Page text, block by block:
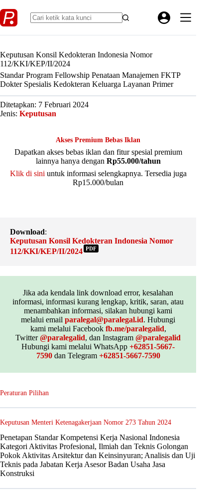
to
content
Keputusan Konsil Kedokteran Indonesia Nomor
112/KKI/KEP/II/2024
Standar Program Fellowship Penataan Manajemen FKTP
Dokter Spesialis Kedokteran Keluarga Layanan Primer
Ditetapkan: 7 Februari 2024
Jenis: Keputusan
Akses Premium Bebas Iklan
Dapatkan akses bebas iklan dan fitur spesial premium
lainnya hanya dengan Rp55.000/tahun
Klik di sini untuk informasi selengkapnya. Tersedia juga
Rp15.000/bulan
Download:
Keputusan Konsil Kedokteran Indonesia Nomor
112/KKI/KEP/II/2024 PDF
Jika ada kendala link download error, kesalahan
informasi, informasi kurang lengkap, kritik, saran, atau
menambahkan informasi, silakan hubungi kami
melalui emailparalegal@paralegal.id. Hubungi
kami melalui Facebook fb.me/paralegalid,
Twitter@paralegalid, dan Instagram@paralegalid
Hubungi kami melalui WhatsApp+62851-5667-
7590dan Telegram +62851-5667-7590
Peraturan Pilihan
Keputusan Menteri Ketenagakerjaan Nomor 273 Tahun 2024
Penetapan Standar Kompetensi Kerja Nasional Indonesia
Kategori Aktivitas Profesional, Ilmiah dan Teknis Golongan
Pokok Aktivitas Arsitektur dan Keinsinyuran; Analisis dan Uji
Teknis pada Jabatan Kerja Asesor Badan Usaha Jasa
Konstruksi